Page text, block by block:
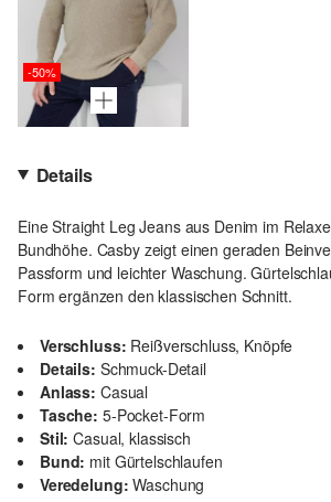
-50%
Details
Eine Straight Leg Jeans aus Denim im
Bundhöhe. Casby zeigt einen geraden
Passform und leichter Waschung.
Form ergänzen den klassischen Schnitt.
Verschluss: Reißverschluss, Knöpfe
Details: Schmuck-Detail
Anlass: Casual
Tasche: 5-Pocket-Form
Stil: Casual, klassisch
Bund: mit Gürtelschlaufen
Veredelung: Waschung